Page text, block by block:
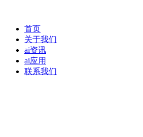
首页
关于我们
ai资讯
ai应用
联系我们